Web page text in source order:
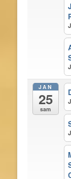
JAN
25
sam